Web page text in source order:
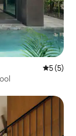
5 (5)